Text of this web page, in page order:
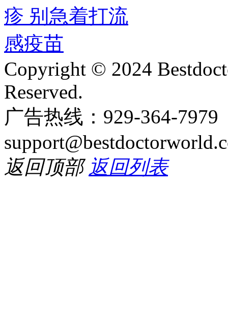
Copyright © 2024
Reserved.
广告热线：929-364-
返回顶部 返回列表